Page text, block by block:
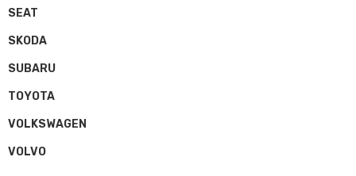
SEAT
SKODA
SUBARU
TOYOTA
VOLKSWAGEN
VOLVO